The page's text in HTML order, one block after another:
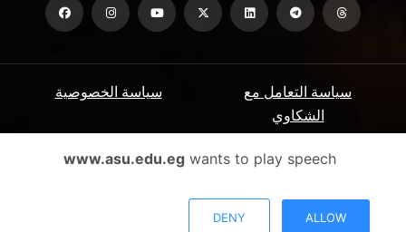
سياسة الخصوصية
سياسة التعامل مع
الشكاوي
الأسئلة الشائعة ميثاق المتعاملين www.asu.edu.egwants to play speech
DENY ALLOW